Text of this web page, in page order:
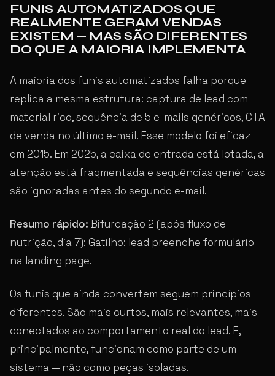
FUNIS AUTOMATIZADOS QUE
REALMENTE GERAM VENDAS
EXISTEM — MAS SÃO DIFERENTES
DO QUE A MAIORIA IMPLEMENTA
A maioria dos funis automatizados falha porque
replica a mesma estrutura: captura de lead com
material rico, sequência de 5 e-mails genéricos, CTA
de venda no último e-mail. Esse modelo foi eficaz
em 2015. Em 2025, a caixa de entrada está lotada, a
atenção está fragmentada e sequências genéricas
são ignoradas antes do segundo e-mail.
Resumo rápido: Bifurcação 2 (após fluxo de
nutrição, dia 7): Gatilho: lead preenche formulário
na landing page.
Os funis que ainda convertem seguem princípios
diferentes. São mais curtos, mais relevantes, mais
conectados ao comportamento real do lead. E,
principalmente, funcionam como parte de um
sistema — não como peças isoladas.